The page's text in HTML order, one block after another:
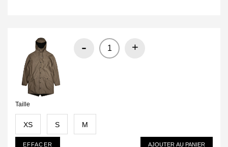
- +
Taille
XS S M
EFFACER AJOUTER AU PANIER